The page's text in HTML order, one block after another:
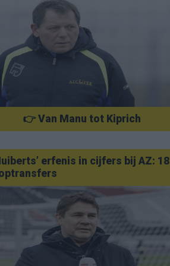
👉 Van Manu tot Kiprich
erfenis in cijfers bij AZ: 18